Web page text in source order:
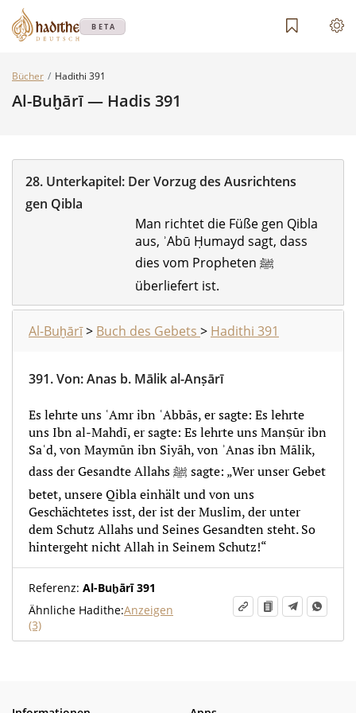
BETA
Bücher Hadithi 391
Al-Buḫārī — Hadis 391
28. Unterkapitel: Der Vorzug des Ausrichtens
gen Qibla
Man richtet die Füße gen Qibla
aus, ʾAbū Ḥumayd sagt, dass
dies vom Propheten ‎ﷺ
überliefert ist.
Al-Buḫārī> Buch des Gebets > Hadithi 391
391.Von:Anas b. Mālik al-Anṣārī
Es lehrte uns ʿAmr ibn ʿAbbās, er sagte: Es lehrte
uns Ibn al-Mahdī, er sagte: Es lehrte uns Manṣūr ibn
Saʿd, von Maymūn ibn Siyāh, von ʾAnas ibn Mālik,
dass der Gesandte Allahs ﷺ sagte: „Wer unser Gebet
betet, unsere Qibla einhält und von uns
Geschächtetes isst, der ist der Muslim, der unter
dem Schutz Allahs und Seines Gesandten steht. So
hintergeht nicht Allah in Seinem Schutz!“
Referenz: Al-Buḫārī 391
Ähnliche Hadithe:Anzeigen
(3)